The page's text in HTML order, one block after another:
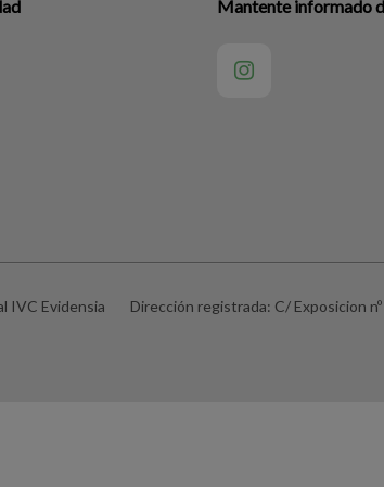
Mantente informado
IVC Evidensia Dirección registrada: C/ Exposicion